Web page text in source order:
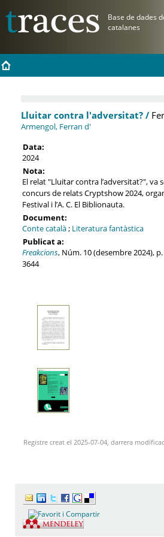
Lluitar contra l'adversitat? /
Armengol, Ferran d'
Data:
2024
Nota:
El relat "Lluitar contra l’adversitat?", va
concurs de relats Cryptshow 2024,
Festival i l’A. C. El Biblionauta.
Document:
Conte català; Literatura fantàstica
Publicat a:
Freakcions, Núm. 10 (desembre 2024), p.
3644
Registre creat el 2025-07-04, darrera